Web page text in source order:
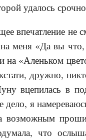
удалось
впечатление не
меня «Да вы
«Аленьком
дружно,
вцепилась в
я намереваюсь
что